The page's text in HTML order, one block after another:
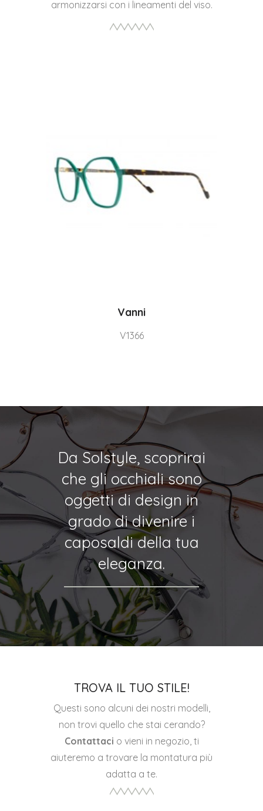
armonizzarsi con i lineamenti del viso.
Vanni
V1366
Da Solstyle, scoprirai
che gli occhiali sono
oggetti di design in
grado di divenire i
caposaldi della tua
eleganza.
TROVA IL TUO STILE!
Questi sono alcuni dei nostri modelli,
non trovi quello che stai cerando?
Contattaci o vieni in negozio, ti
aiuteremo a trovare la montatura più
adatta a te.